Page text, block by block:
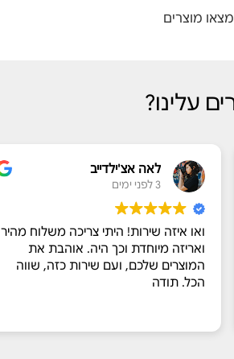
מוצרים
עלינו?
לאה אצ'ילדייב
3 לפני ימים
ואו איזה שירות! היתי צריכה משלוח מהיר
ואריזה מיוחדת וכך היה. אוהבת את
המוצרים שלכם, ועם שירות כזה, שווה
הכל. תודה